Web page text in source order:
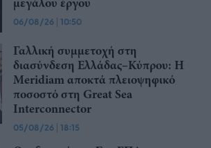
06/08/26 | 10:50
Γαλλική συμμετοχή στη
διασύνδεση Ελλάδας–Κύπρου: Η
Meridiam αποκτά πλειοψηφικό
ποσοστό στη Great Sea
Interconnector
05/08/26 | 18:15